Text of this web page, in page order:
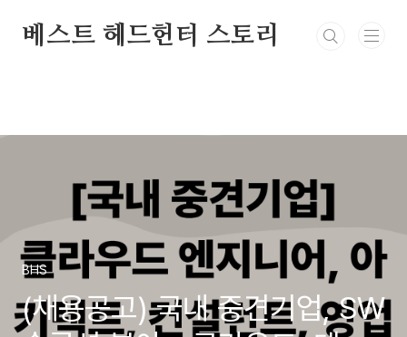
베스트 헤드헌터 스토리
BHS
(채용공고) 국내 중견기업, SW